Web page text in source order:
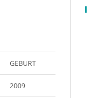
GEBURT
2009